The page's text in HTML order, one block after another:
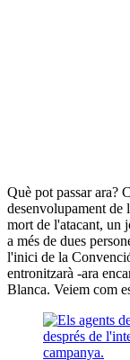
Què pot passar ara?
desenvolupament de
mort de l'atacant, un
a més de dues
l'inici de la
entronitzarà -ara
Blanca. Veiem com